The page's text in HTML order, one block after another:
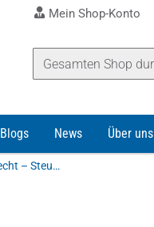
Mein Shop-Konto
Blogs News Über uns
Stürner/Azzola/Perathoner/Happacher | Schadensrecht – Steuerrecht – Verfassungsrecht